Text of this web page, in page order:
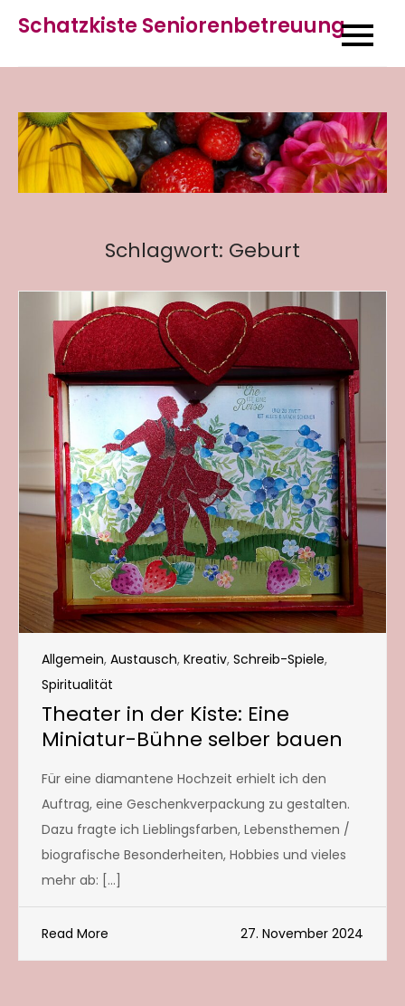
content
Schatzkiste Seniorenbetreuung
Schlagwort: Geburt
Allgemein, Austausch, Kreativ, Schreib-Spiele,
Spiritualität
Theater in der Kiste: Eine
Miniatur-Bühne selber bauen
Für eine diamantene Hochzeit erhielt ich den
Auftrag, eine Geschenkverpackung zu gestalten.
Dazu fragte ich Lieblingsfarben, Lebensthemen /
biografische Besonderheiten, Hobbies und vieles
mehr ab: […]
Read More 27. November 2024